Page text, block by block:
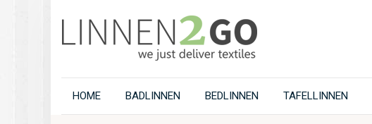
HOME BADLINNEN BEDLINNEN TAFELLINNEN